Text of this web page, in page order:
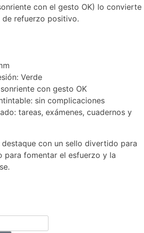
con el gesto OK) lo convierte
de refuerzo positivo.
Verde
con gesto OK
sin complicaciones
tareas, exámenes, cuadernos y
con un sello divertido para
para fomentar el esfuerzo y la